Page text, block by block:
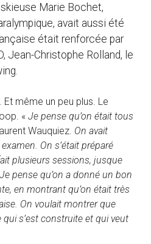
Marie Bochet,
avait aussi été
était renforcée par
Jean-Christophe Rolland, le
même un peu plus. Le
« Je pense qu’on était tous
Wauquiez. On avait
On s’était préparé
plusieurs sessions, jusque
pense qu’on a donné un bon
en montrant qu’on était très
On voulait montrer que
s’est construite et qui veut